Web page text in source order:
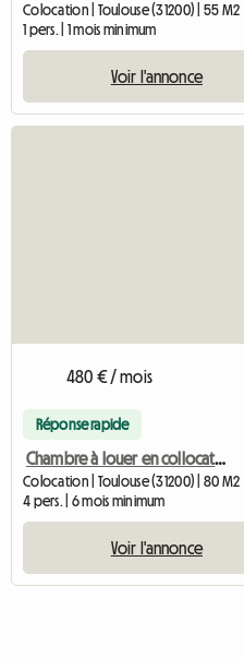
Colocation | Toulouse (31200) | 55 M2
1 pers. | 1 mois minimum
Voir l'annonce
480 € / mois
Réponse rapide
Chambre à louer en collocation aux Mazades
Colocation | Toulouse (31200) | 80 M2
4 pers. | 6 mois minimum
Voir l'annonce